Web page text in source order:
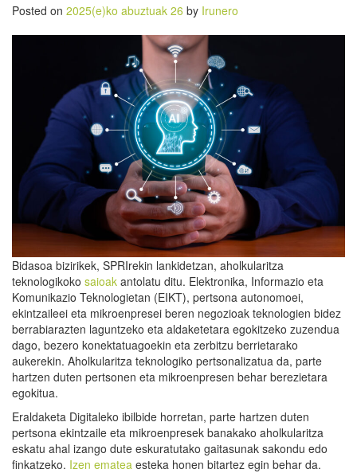
Posted on 2025(e)ko abuztuak 26 by Irunero
Bidasoa bizirikek, SPRIrekin lankidetzan, aholkularitza
teknologikoko saioak antolatu ditu. Elektronika, Informazio eta
Komunikazio Teknologietan (EIKT), pertsona autonomoei,
ekintzaileei eta mikroenpresei beren negozioak teknologien bidez
berrabiarazten laguntzeko eta aldaketetara egokitzeko zuzendua
dago, bezero konektatuagoekin eta zerbitzu berrietarako
aukerekin. Aholkularitza teknologiko pertsonalizatua da, parte
hartzen duten pertsonen eta mikroenpresen behar berezietara
egokitua.
Eraldaketa Digitaleko ibilbide horretan, parte hartzen duten
pertsona ekintzaile eta mikroenpresek banakako aholkularitza
eskatu ahal izango dute eskuratutako gaitasunak sakondu edo
finkatzeko. Izen ematea esteka honen bitartez egin behar da.